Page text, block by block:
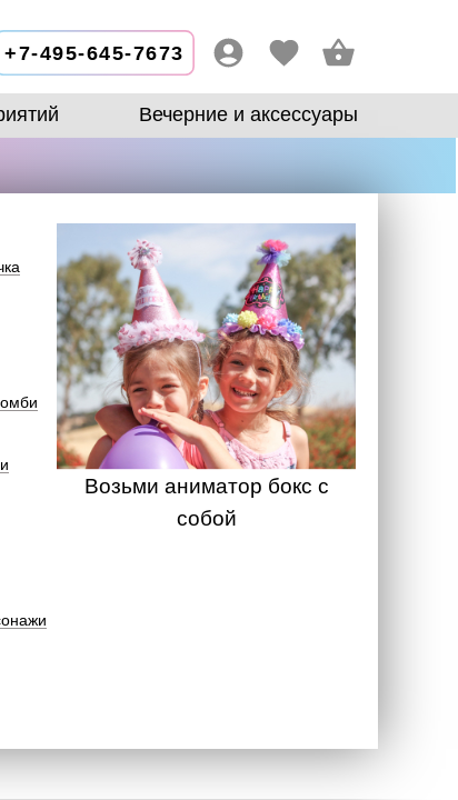
+7-495-645-7673
Вечерние и аксессуары
Возьми аниматор бокс с
собой